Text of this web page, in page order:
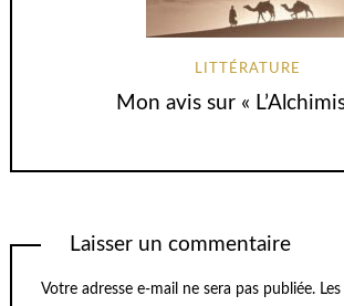
LITTÉRATURE
Mon avis sur «
Laisser un commentaire
Votre adresse e-mail ne sera pas publiée.